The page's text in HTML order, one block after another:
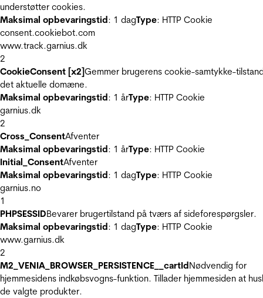
understøtter cookies.
Maksimal opbevaringstid: 1 dagType: HTTP Cookie
consent.cookiebot.com
www.track.garnius.dk
2
CookieConsent [x2]Gemmer brugerens cookie-samtykke-
det aktuelle domæne.
Maksimal opbevaringstid: 1 årType: HTTP Cookie
garnius.dk
2
Cross_ConsentAfventer
Maksimal opbevaringstid: 1 årType: HTTP Cookie
Initial_ConsentAfventer
Maksimal opbevaringstid: 1 dagType: HTTP Cookie
garnius.no
1
PHPSESSIDBevarer brugertilstand på tværs af sideforespørgsler.
Maksimal opbevaringstid: 1 dagType: HTTP Cookie
www.garnius.dk
2
M2_VENIA_BROWSER_PERSISTENCE__cartIdNødvendig for
hjemmesidens indkøbsvogns-funktion. Tillader hjemmesiden at
de valgte produkter.